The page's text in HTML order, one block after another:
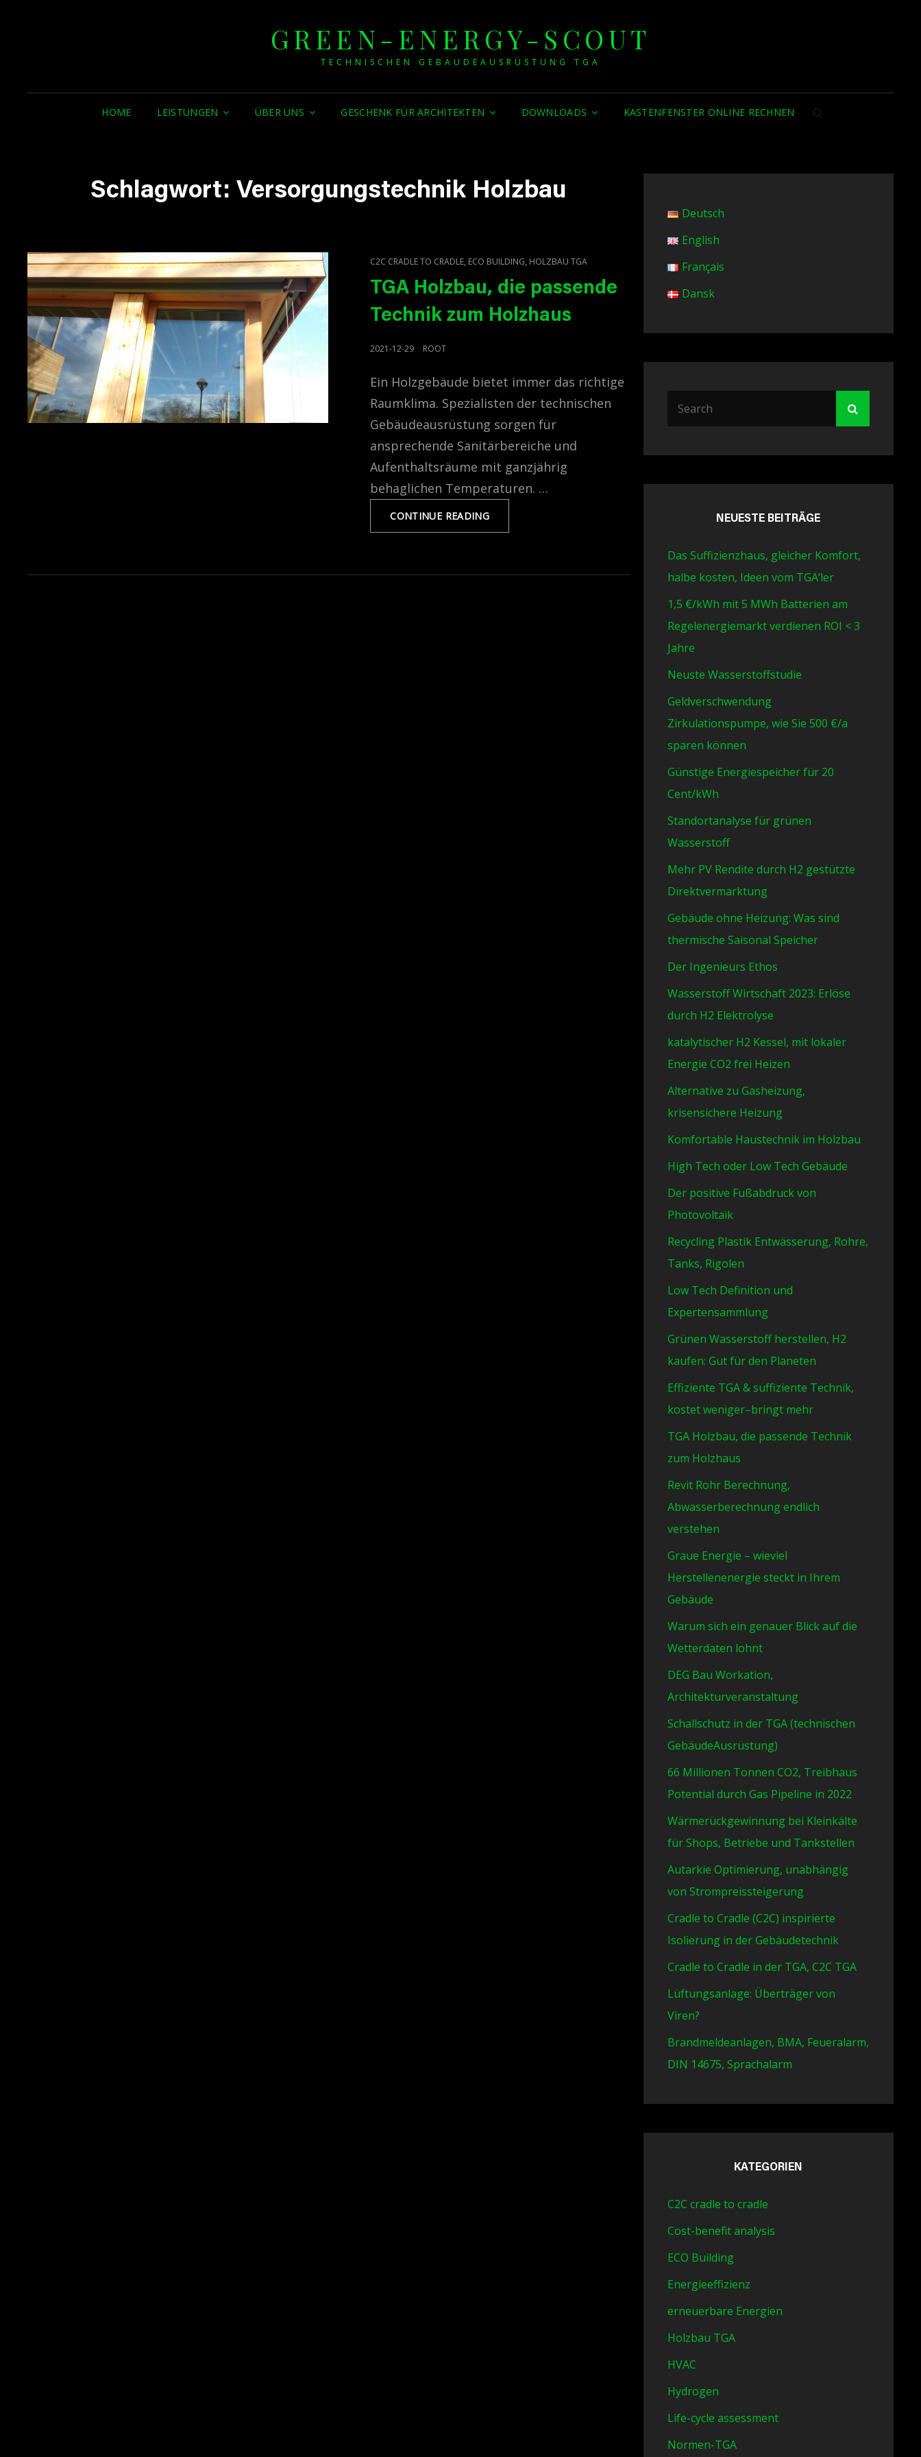
GREEN-ENERGY-SCOUT
TECHNISCHEN GEBÄUDEAUSRÜSTUNG TGA
HOME LEISTUNGEN ÜBER UNS GESCHENK FÜR ARCHITEKTEN DOWNLOADS KASTENFENSTER ONLINE RECHNEN
Schlagwort: Versorgungstechnik Holzbau
CAT
LINKS
C2C CRADLE TO CRADLE, ECO BUILDING, HOLZBAU TGA
TGA Holzbau, die passende
Technik zum Holzhaus
POSTED
2021-12-29 ROOT
Ein Holzgebäude bietet immer das richtige
Raumklima. Spezialisten der technischen
Gebäudeausrüstung sorgen für
ansprechende Sanitärbereiche und
Aufenthaltsräume mit ganzjährig
behaglichen Temperaturen. …
CONTINUE READINGTGA
HOLZBAU,
TECHNIK
Deutsch
English
Français
Dansk
NEUESTE BEITRÄGE
Das Suffizienzhaus, gleicher Komfort,
halbe kosten, Ideen vom TGA’ler
1,5 €/kWh mit 5 MWh Batterien am
Regelenergiemarkt verdienen ROI < 3
Jahre
Neuste Wasserstoffstudie
Geldverschwendung
Zirkulationspumpe, wie Sie 500 €/a
sparen können
Günstige Energiespeicher für 20
Cent/kWh
Standortanalyse für grünen
Wasserstoff
Mehr PV Rendite durch H2 gestützte
Direktvermarktung
Gebäude ohne Heizung: Was sind
thermische Saisonal Speicher
Der Ingenieurs Ethos
Wasserstoff Wirtschaft 2023: Erlöse
durch H2 Elektrolyse
katalytischer H2 Kessel, mit lokaler
Energie CO2 frei Heizen
Alternative zu Gasheizung,
krisensichere Heizung
Komfortable Haustechnik im Holzbau
High Tech oder Low Tech Gebäude
Der positive Fußabdruck von
Photovoltaik
Recycling Plastik Entwässerung, Rohre,
Tanks, Rigolen
Low Tech Definition und
Expertensammlung
Grünen Wasserstoff herstellen, H2
kaufen: Gut für den Planeten
Effiziente TGA & suffiziente Technik,
kostet weniger–bringt mehr
TGA Holzbau, die passende Technik
zum Holzhaus
Revit Rohr Berechnung,
Abwasserberechnung endlich
verstehen
Graue Energie – wieviel
Herstellenenergie steckt in Ihrem
Gebäude
Warum sich ein genauer Blick auf die
Wetterdaten lohnt
DEG Bau Workation,
Architekturveranstaltung
Schallschutz in der TGA (technischen
GebäudeAusrüstung)
66 Millionen Tonnen CO2, Treibhaus
Potential durch Gas Pipeline in 2022
Wärmerückgewinnung bei Kleinkälte
für Shops, Betriebe und Tankstellen
Autarkie Optimierung, unabhängig
von Strompreissteigerung
Cradle to Cradle (C2C) inspirierte
Isolierung in der Gebäudetechnik
Cradle to Cradle in der TGA, C2C TGA
Lüftungsanlage: Überträger von
Viren?
Brandmeldeanlagen, BMA, Feueralarm,
DIN 14675, Sprachalarm
KATEGORIEN
C2C cradle to cradle
Cost-benefit analysis
ECO Building
Energieeffizienz
erneuerbare Energien
Holzbau TGA
HVAC
Hydrogen
Life-cycle assessment
Normen-TGA